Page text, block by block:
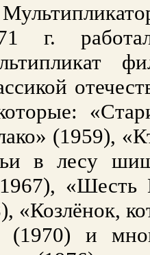
г.
(1959),
в лесу
«Козлёнок,
и